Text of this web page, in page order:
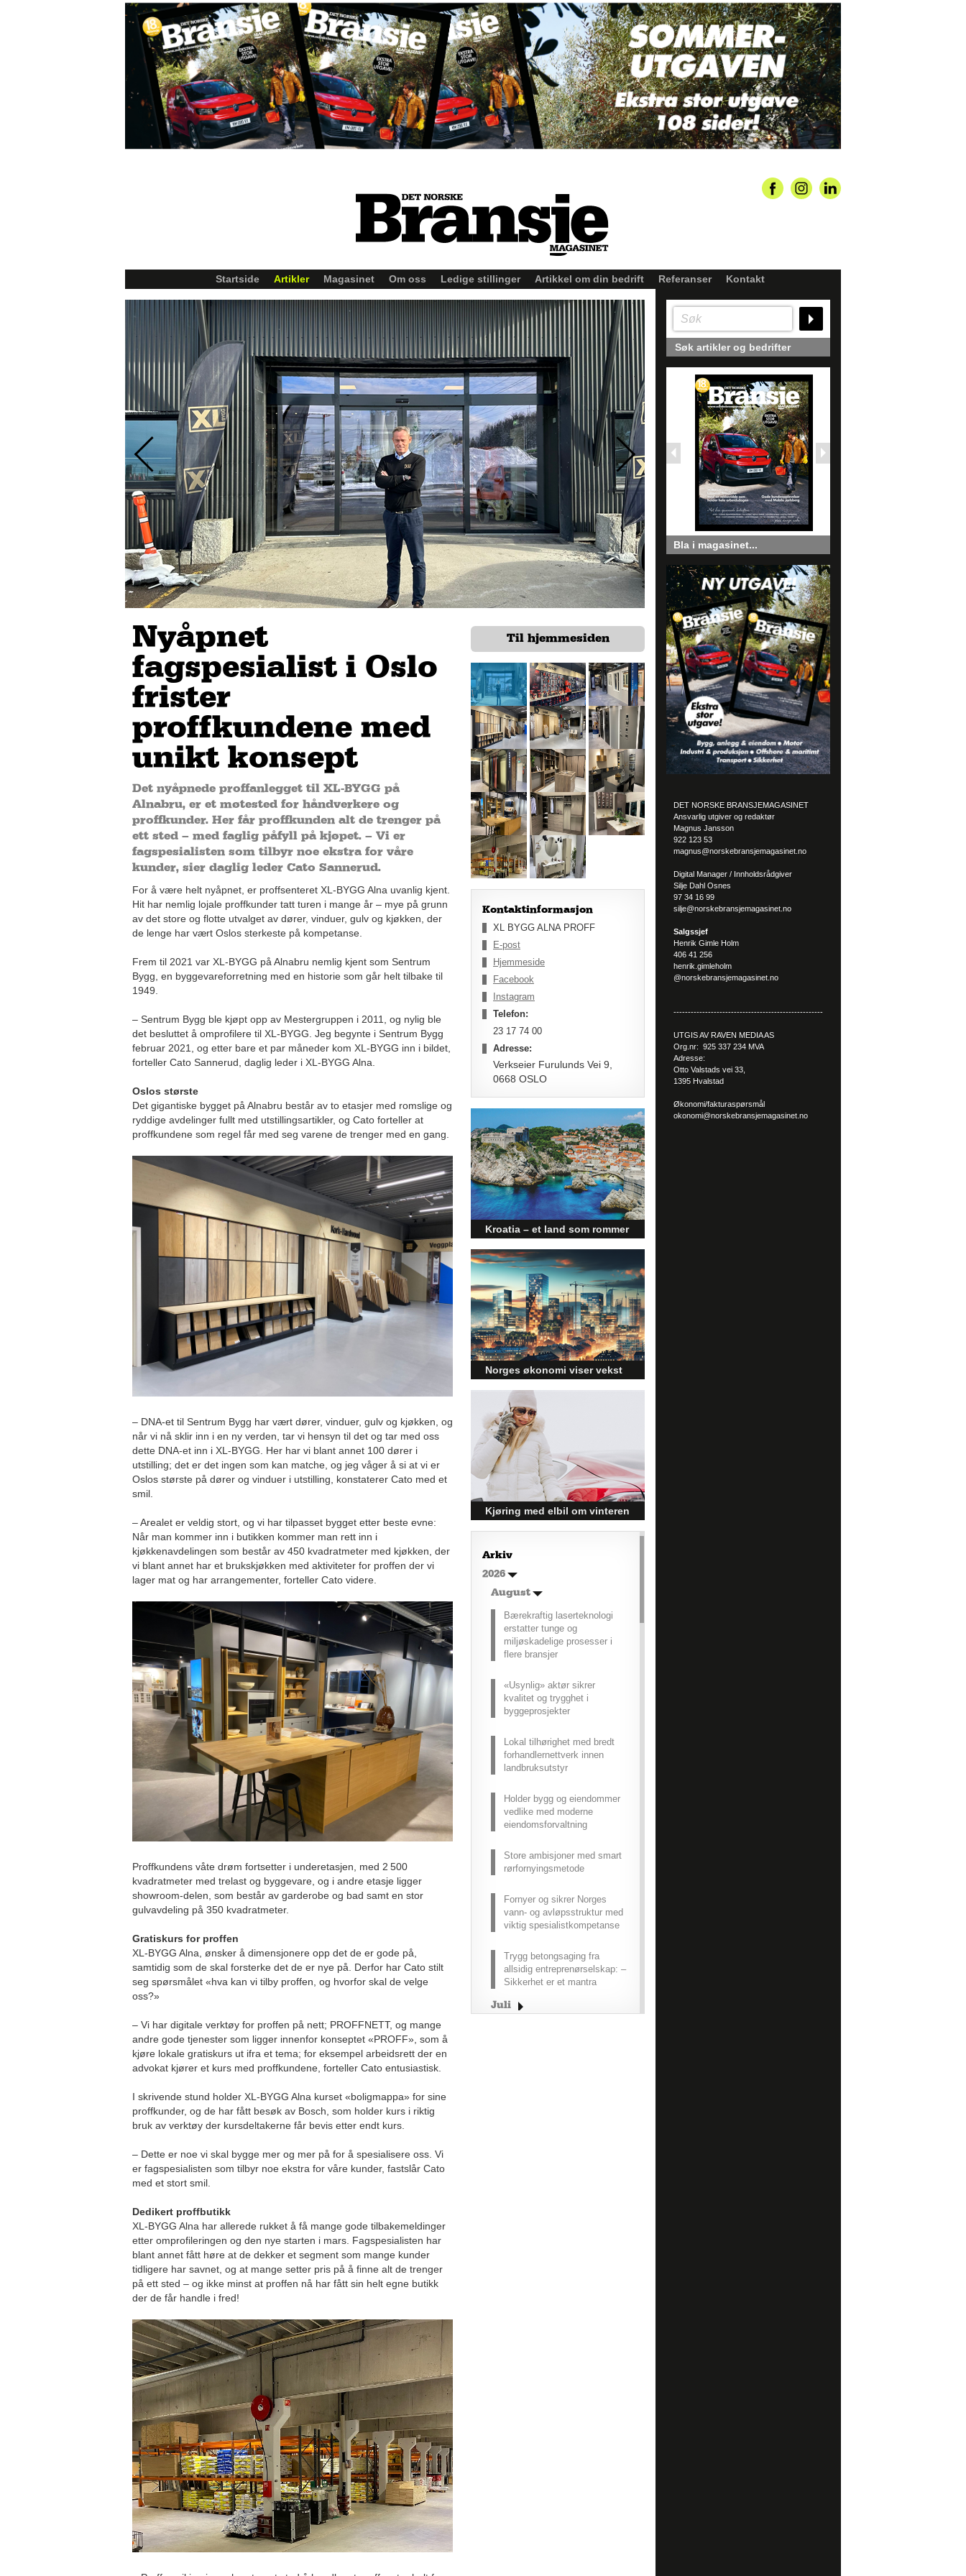
Startside Artikler Magasinet Om oss Ledige stillinger Artikkel om din bedrift Referanser Kontakt
Nyåpnet
fagspesialist i Oslo
frister
proffkundene med
unikt konsept
Det nyåpnede proffanlegget til XL-BYGG på
Alnabru, er et møtested for håndverkere og
proffkunder. Her får proffkunden alt de trenger på
ett sted – med faglig påfyll på kjøpet. – Vi er
fagspesialisten som tilbyr noe ekstra for våre
kunder, sier daglig leder Cato Sannerud.
For å være helt nyåpnet, er proffsenteret XL-BYGG Alna uvanlig kjent.
Hit har nemlig lojale proffkunder tatt turen i mange år – mye på grunn
av det store og flotte utvalget av dører, vinduer, gulv og kjøkken, der
de lenge har vært Oslos sterkeste på kompetanse.
Frem til 2021 var XL-BYGG på Alnabru nemlig kjent som Sentrum
Bygg, en byggevareforretning med en historie som går helt tilbake til
1949.
– Sentrum Bygg ble kjøpt opp av Mestergruppen i 2011, og nylig ble
det besluttet å omprofilere til XL-BYGG. Jeg begynte i Sentrum Bygg
februar 2021, og etter bare et par måneder kom XL-BYGG inn i bildet,
forteller Cato Sannerud, daglig leder i XL-BYGG Alna.
Oslos største
Det gigantiske bygget på Alnabru består av to etasjer med romslige og
ryddige avdelinger fullt med utstillingsartikler, og Cato forteller at
proffkundene som regel får med seg varene de trenger med en gang.
– DNA-et til Sentrum Bygg har vært dører, vinduer, gulv og kjøkken, og
når vi nå sklir inn i en ny verden, tar vi hensyn til det og tar med oss
dette DNA-et inn i XL-BYGG. Her har vi blant annet 100 dører i
utstilling; det er det ingen som kan matche, og jeg våger å si at vi er
Oslos største på dører og vinduer i utstilling, konstaterer Cato med et
smil.
– Arealet er veldig stort, og vi har tilpasset bygget etter beste evne:
Når man kommer inn i butikken kommer man rett inn i
kjøkkenavdelingen som består av 450 kvadratmeter med kjøkken, der
vi blant annet har et brukskjøkken med aktiviteter for proffen der vi
lager mat og har arrangementer, forteller Cato videre.
Proffkundens våte drøm fortsetter i underetasjen, med 2 500
kvadratmeter med trelast og byggevare, og i andre etasje ligger
showroom-delen, som består av garderobe og bad samt en stor
gulvavdeling på 350 kvadratmeter.
Gratiskurs for proffen
XL-BYGG Alna, ønsker å dimensjonere opp det de er gode på,
samtidig som de skal forsterke det de er nye på. Derfor har Cato stilt
seg spørsmålet «hva kan vi tilby proffen, og hvorfor skal de velge
oss?»
– Vi har digitale verktøy for proffen på nett; PROFFNETT, og mange
andre gode tjenester som ligger innenfor konseptet «PROFF», som å
kjøre lokale gratiskurs ut ifra et tema; for eksempel arbeidsrett der en
advokat kjører et kurs med proffkundene, forteller Cato entusiastisk.
I skrivende stund holder XL-BYGG Alna kurset «boligmappa» for sine
proffkunder, og de har fått besøk av Bosch, som holder kurs i riktig
bruk av verktøy der kursdeltakerne får bevis etter endt kurs.
– Dette er noe vi skal bygge mer og mer på for å spesialisere oss. Vi
er fagspesialisten som tilbyr noe ekstra for våre kunder, fastslår Cato
med et stort smil.
Dedikert proffbutikk
XL-BYGG Alna har allerede rukket å få mange gode tilbakemeldinger
etter omprofileringen og den nye starten i mars. Fagspesialisten har
blant annet fått høre at de dekker et segment som mange kunder
tidligere har savnet, og at mange setter pris på å finne alt de trenger
på ett sted – og ikke minst at proffen nå har fått sin helt egne butikk
der de får handle i fred!
Til hjemmesiden
Kontaktinformasjon
XL BYGG ALNA PROFF
E-post
Hjemmeside
Facebook
Instagram
Telefon:
23 17 74 00
Adresse:
Verkseier Furulunds Vei 9,
0668 OSLO
Kroatia – et land som rommer
mer enn kysten
Kroatia forbindes ofte med sol,
bading og klart hav, men landet
har langt flere sider enn det
førsteinntrykket mange sitter igjen
med.
Norges økonomi viser vekst
og påvirker byggebransjen
Den norske økonomien har vist
jevn vekst de siste tre kvartalene,
noe som skaper optimisme på
tvers av ulike sektorer.
Byggebransjen er spesielt godt
posisjonert til å dra nytte av denne
økonomiske oppgangen.
Kjøring med elbil om vinteren
– hvordan få bedre
rekkevidde?
Elbiler (EV) representerer
fremtiden for transport, men deres
effektivitet under utfordrende
utfordring.
Arkiv
2026
August
Bærekraftig laserteknologi
erstatter tunge og
miljøskadelige prosesser i
flere bransjer
«Usynlig» aktør sikrer
kvalitet og trygghet i
byggeprosjekter
Lokal tilhørighet med bredt
forhandlernettverk innen
landbruksutstyr
Holder bygg og eiendommer
vedlike med moderne
eiendomsforvaltning
Store ambisjoner med smart
rørfornyingsmetode
Fornyer og sikrer Norges
vann- og avløpsstruktur med
viktig spesialistkompetanse
Trygg betongsaging fra
allsidig entreprenørselskap: –
Sikkerhet er et mantra
Juli
Søk artikler og bedrifter
Bla i magasinet...
DET NORSKE BRANSJEMAGASINET
Ansvarlig utgiver og redaktør
Magnus Jansson
922 123 53
magnus@norskebransjemagasinet.no
Digital Manager / Innholdsrådgiver
Silje Dahl Osnes
97 34 16 99
silje@norskebransjemagasinet.no
Salgssjef
Henrik Gimle Holm
406 41 256
henrik.gimleholm
@norskebransjemagasinet.no
----------------------------------------------------
UTGIS AV RAVEN MEDIA AS
Org.nr: 925 337 234 MVA
Adresse:
Otto Valstads vei 33,
1395 Hvalstad
Økonomi/fakturaspørsmål
okonomi@norskebransjemagasinet.no